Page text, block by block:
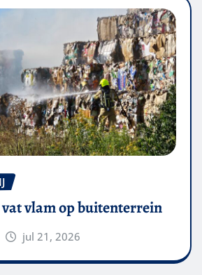
vlam op buitenterrein
jul 21, 2026